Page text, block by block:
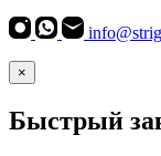
×
Быстрый